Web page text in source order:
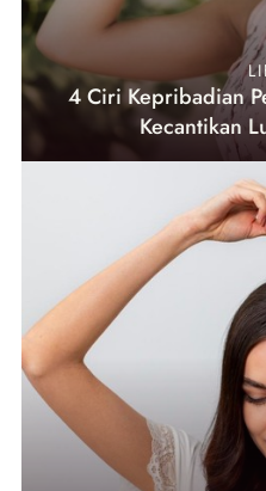
4 Ciri Kepribadian
Kecantikan